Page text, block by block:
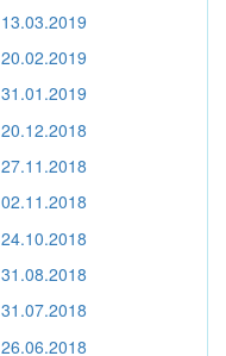
13.03.2019
20.02.2019
31.01.2019
20.12.2018
27.11.2018
02.11.2018
24.10.2018
31.08.2018
31.07.2018
26.06.2018